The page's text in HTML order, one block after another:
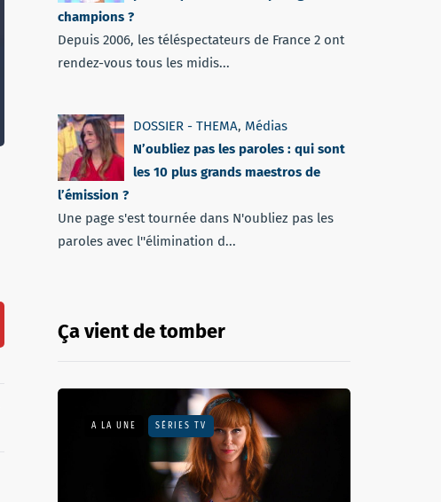
champions ?
Depuis 2006, les téléspectateurs de France 2 ont
rendez-vous tous les midis...
DOSSIER - THEMA, Médias
N’oubliez pas les paroles : qui sont
les 10 plus grands maestros de
l’émission ?
Une page s'est tournée dans N'oubliez pas les
paroles avec l''élimination d...
Ça vient de tomber
A LA UNE SÉRIES TV